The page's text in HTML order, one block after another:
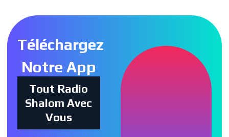
Téléchargez
Notre App
Tout Radio
Shalom Avec
Vous